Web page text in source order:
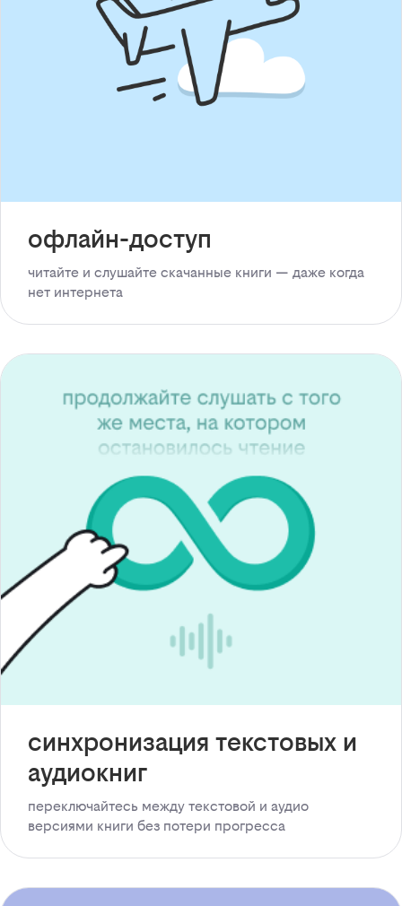
офлайн-доступ
читайте и слушайте скачанные книги — даже когда
нет интернета
синхронизация текстовых и
аудиокниг
переключайтесь между текстовой и аудио
версиями книги без потери прогресса